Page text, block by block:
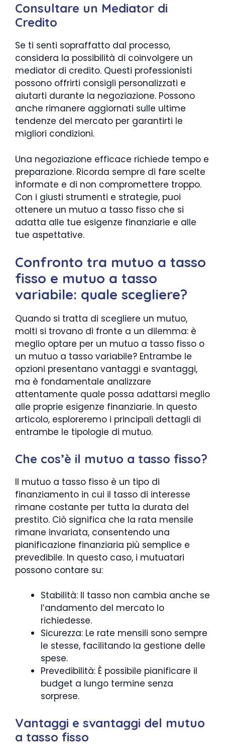
Consultare un Mediator di
Credito
Se ti senti sopraffatto dal processo,
considera la possibilità di coinvolgere un
mediator di credito. Questi professionisti
possono offrirti consigli personalizzati e
aiutarti durante la negoziazione. Possono
anche rimanere aggiornati sulle ultime
tendenze del mercato per garantirti le
migliori condizioni.
Una negoziazione efficace richiede tempo e
preparazione. Ricorda sempre di fare scelte
informate e di non compromettere troppo.
Con i giusti strumenti e strategie, puoi
ottenere un mutuo a tasso fisso che si
adatta alle tue esigenze finanziarie e alle
tue aspettative.
Confronto tra mutuo a tasso
fisso e mutuo a tasso
variabile: quale scegliere?
Quando si tratta di scegliere un mutuo,
molti si trovano di fronte a un dilemma: è
meglio optare per un mutuo a tasso fisso o
un mutuo a tasso variabile? Entrambe le
opzioni presentano vantaggi e svantaggi,
ma è fondamentale analizzare
attentamente quale possa adattarsi meglio
alle proprie esigenze finanziarie. In questo
articolo, esploreremo i principali dettagli di
entrambe le tipologie di mutuo.
Che cos’è il mutuo a tasso fisso?
Il mutuo a tasso fisso è un tipo di
finanziamento in cui il tasso di interesse
rimane costante per tutta la durata del
prestito. Ciò significa che la rata mensile
rimane invariata, consentendo una
pianificazione finanziaria più semplice e
prevedibile. In questo caso, i mutuatari
possono contare su:
Stabilità: Il tasso non cambia anche se
l’andamento del mercato lo
richiedesse.
Sicurezza: Le rate mensili sono sempre
le stesse, facilitando la gestione delle
spese.
Prevedibilità: È possibile pianificare il
budget a lungo termine senza
sorprese.
Vantaggi e svantaggi del mutuo
a tasso fisso